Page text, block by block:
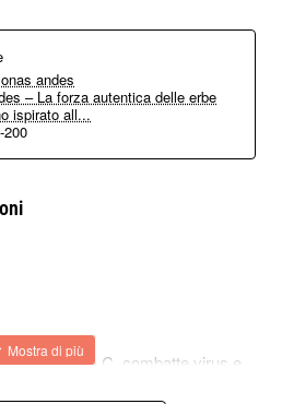
andes
– La forza autentica delle erbe
ispirato all...
200
di vitamina C, combatte virus e